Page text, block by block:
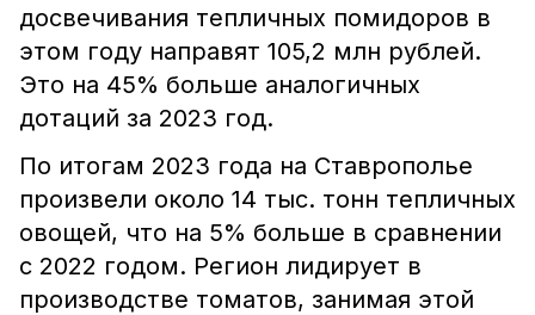
досвечивания тепличных помидоров в
этом году направят 105,2 млн рублей.
Это на 45% больше аналогичных
дотаций за 2023 год.
По итогам 2023 года на Ставрополье
произвели около 14 тыс. тонн тепличных
овощей, что на 5% больше в сравнении
с 2022 годом. Регион лидирует в
производстве томатов, занимая этой